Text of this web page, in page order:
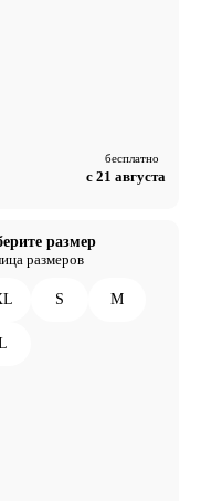
бесплатно
с 21 августа
размер
размеров
S M